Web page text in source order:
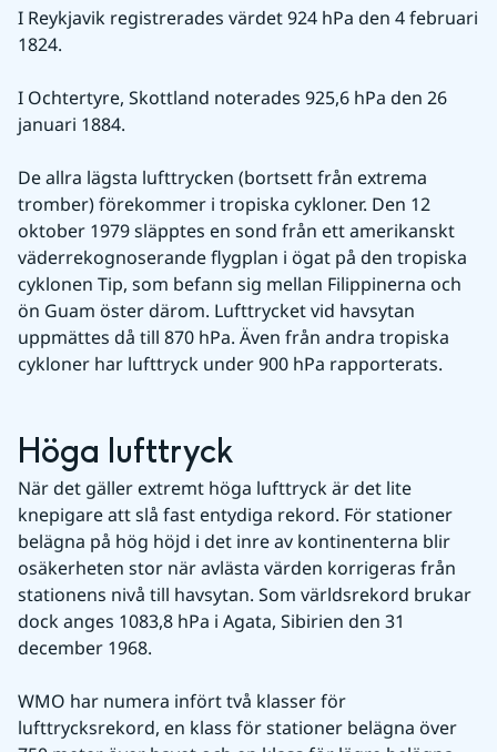
I Reykjavik registrerades värdet 924 hPa den 4 februari
1824.
I Ochtertyre, Skottland noterades 925,6 hPa den 26
januari 1884.
De allra lägsta lufttrycken (bortsett från extrema
tromber) förekommer i tropiska cykloner. Den 12
oktober 1979 släpptes en sond från ett amerikanskt
väderrekognoserande flygplan i ögat på den tropiska
cyklonen Tip, som befann sig mellan Filippinerna och
ön Guam öster därom. Lufttrycket vid havsytan
uppmättes då till 870 hPa. Även från andra tropiska
cykloner har lufttryck under 900 hPa rapporterats.
Höga lufttryck
När det gäller extremt höga lufttryck är det lite
knepigare att slå fast entydiga rekord. För stationer
belägna på hög höjd i det inre av kontinenterna blir
osäkerheten stor när avlästa värden korrigeras från
stationens nivå till havsytan. Som världsrekord brukar
dock anges 1083,8 hPa i Agata, Sibirien den 31
december 1968.
WMO har numera infört två klasser för
lufttrycksrekord, en klass för stationer belägna över